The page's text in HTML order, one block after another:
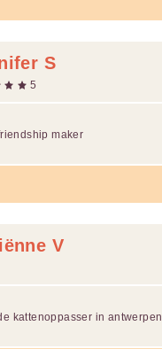
S
5
maker
V
kattenoppasser in antwerpen